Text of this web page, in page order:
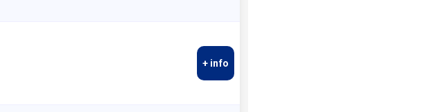
+ info